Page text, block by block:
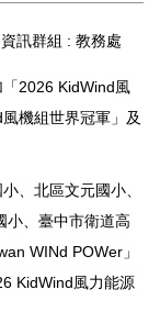
資訊群組 : 教務處
2026 KidWind風
機組世界冠軍」及
、北區文元國小、
小、臺中市衛道高
WINd POWer」
KidWind風力能源